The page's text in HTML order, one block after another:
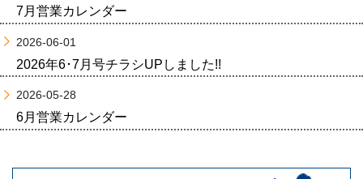
7月営業カレンダー
2026-06-01
2026年6･7月号チラシUPしました!!
2026-05-28
6月営業カレンダー